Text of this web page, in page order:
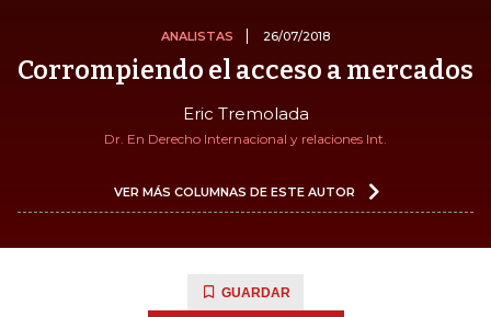
ANALISTAS 26/07/2018
Corrompiendo el acceso a mercados
Eric Tremolada
Dr. En Derecho Internacional y relaciones Int.
VER MÁS COLUMNAS DE ESTE AUTOR
GUARDAR